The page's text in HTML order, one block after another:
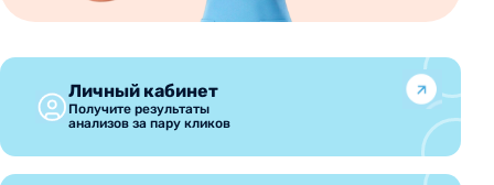
Личный кабинет
Получите результаты
анализов за пару кликов